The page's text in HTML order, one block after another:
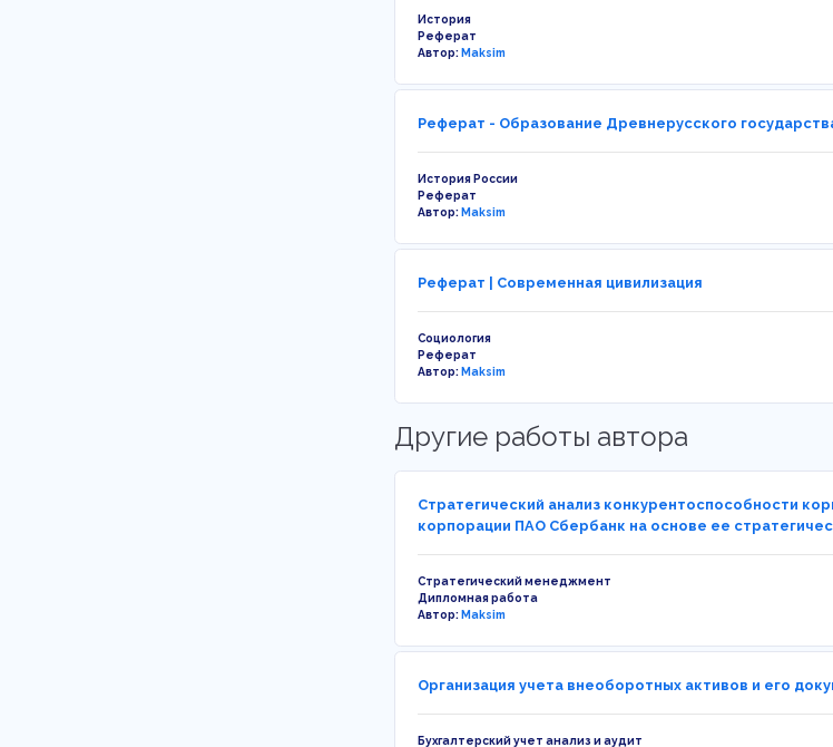
История
Реферат
Автор:Maksim
Реферат - Образование Древнерусского
История России
Реферат
Автор:Maksim
Реферат | Современная цивилизация
Социология
Реферат
Автор:Maksim
Другие работы автора
Стратегический анализ конкурентоспособности
корпорации ПАО Сбербанк на основе ее
Стратегический менеджмент
Дипломная работа
Автор:Maksim
Организация учета внеоборотных активов и его
Бухгалтерский учет анализ и аудит